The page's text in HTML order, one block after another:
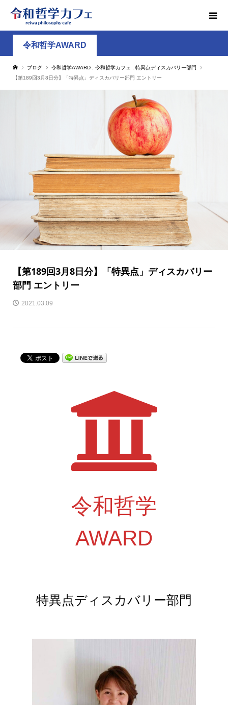
令和哲学AWARD
ブログ 令和哲学AWARD 令和哲学カフェ
特異点ディスカバリー部門
【第189回3月8日分】「特異点」ディスカバリー部門 エントリー
【第189回3月8日分】「特異点」ディスカバリー
部門 エントリー
2021.03.09
令和哲学
AWARD
特異点ディスカバリー部門